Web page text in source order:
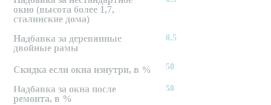
окно (высота более 1,7,
сталинские дома)
Надбавка за деревянные
двойные рамы
0.5
Скидка если окна изнутри, в % 50
Надбавка за окна после
ремонта, в %
50